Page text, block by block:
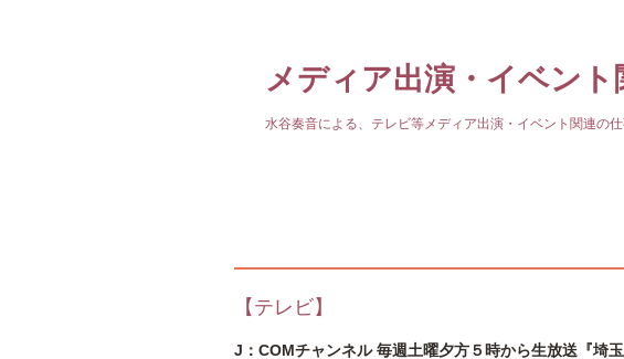
メディア出演・イベント
水谷奏音による、テレビ等メディア出演・イベント関連の仕
【テレビ】
J：COMチャンネル 毎週土曜夕方５時から生放送『埼